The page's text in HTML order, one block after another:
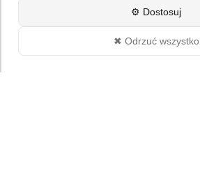
About
Polityka Prywatności
⚙ Dostosuj
✖ Odrzuć wszystko